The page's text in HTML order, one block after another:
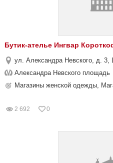
Бутик-ателье Ингвар
ул. Александра Невского, д. 3,
Александра Невского площадь
Магазины женской одежды,
2 692 0